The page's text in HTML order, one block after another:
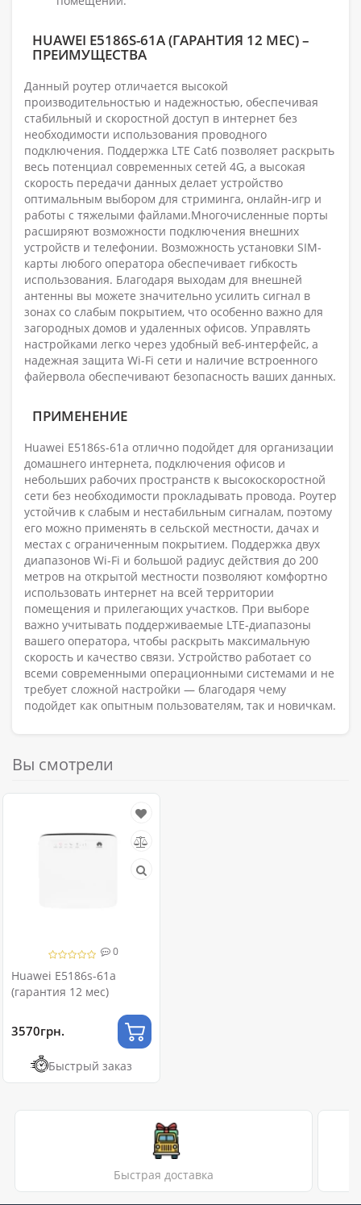
HUAWEI E5186S-61A (ГАРАНТИЯ 12 МЕС) –
ПРЕИМУЩЕСТВА
Данный роутер отличается высокой
производительностью и надежностью, обеспечивая
стабильный и скоростной доступ в интернет без
необходимости использования проводного
подключения. Поддержка LTE Cat6 позволяет раскрыть
весь потенциал современных сетей 4G, а высокая
скорость передачи данных делает устройство
оптимальным выбором для стриминга, онлайн-игр и
работы с тяжелыми файлами.Многочисленные порты
расширяют возможности подключения внешних
устройств и телефонии. Возможность установки SIM-
карты любого оператора обеспечивает гибкость
использования. Благодаря выходам для внешней
антенны вы можете значительно усилить сигнал в
зонах со слабым покрытием, что особенно важно для
загородных домов и удаленных офисов. Управлять
настройками легко через удобный веб-интерфейс, а
надежная защита Wi-Fi сети и наличие встроенного
файервола обеспечивают безопасность ваших данных.
ПРИМЕНЕНИЕ
Huawei E5186s-61a отлично подойдет для организации
домашнего интернета, подключения офисов и
небольших рабочих пространств к высокоскоростной
сети без необходимости прокладывать провода. Роутер
устойчив к слабым и нестабильным сигналам, поэтому
его можно применять в сельской местности, дачах и
местах с ограниченным покрытием. Поддержка двух
диапазонов Wi-Fi и большой радиус действия до 200
метров на открытой местности позволяют комфортно
использовать интернет на всей территории
помещения и прилегающих участков. При выборе
важно учитывать поддерживаемые LTE-диапазоны
вашего оператора, чтобы раскрыть максимальную
скорость и качество связи. Устройство работает со
всеми современными операционными системами и не
требует сложной настройки — благодаря чему
подойдет как опытным пользователям, так и новичкам.
Вы смотрели
0
Huawei E5186s-61a
(гарантия 12 мес)
3570грн.
Быстрый заказ
Быстрая доставка